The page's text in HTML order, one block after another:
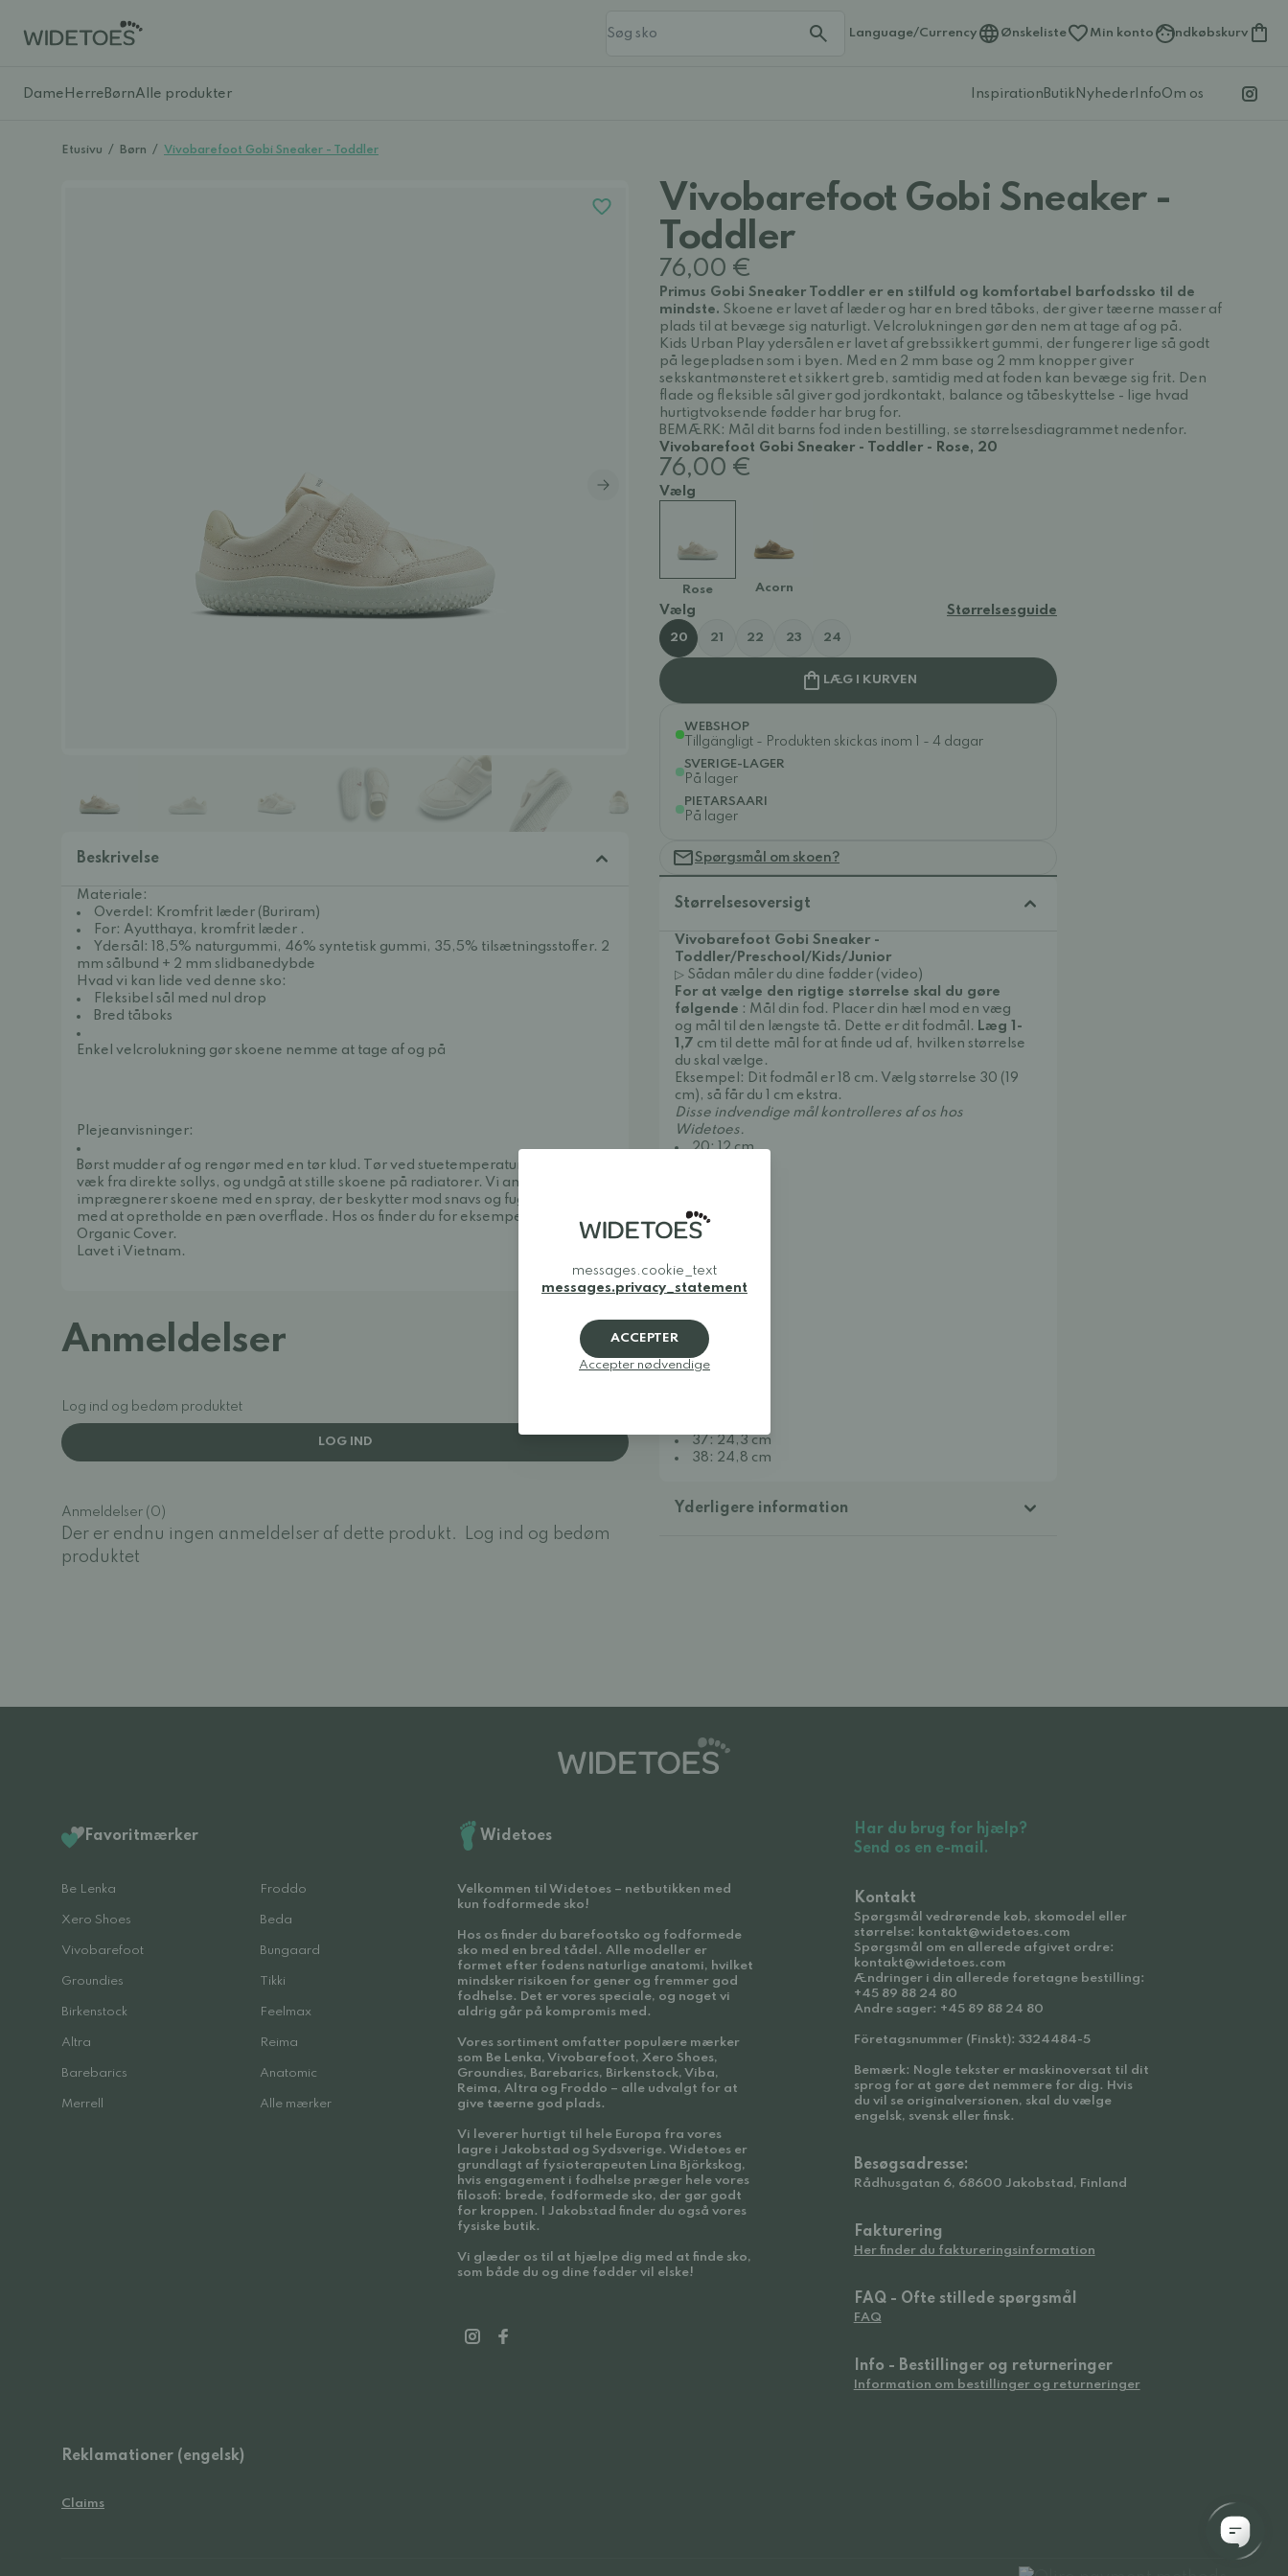
Language/Currency Ønskeliste Min konto Indkøbskurv
Dame Herre BørnAlle produkter Inspiration Butik Nyheder InfoOm os
Etusivu / Børn / Vivobarefoot Gobi Sneaker - Toddler
Beskrivelse
Materiale:
Overdel: Kromfrit læder (Buriram)
For: Ayutthaya, kromfrit læder .
Ydersål: 18,5% naturgummi, 46% syntetisk gummi, 35,5% tilsætningsstoffer. 2
mm sålbund + 2 mm slidbanedybde
Hvad vi kan lide ved denne sko:
Fleksibel sål med nul drop
Bred tåboks
Enkel velcrolukning gør skoene nemme at tage af og på
Plejeanvisninger:
Børst mudder af og rengør med en tør klud. Tør ved stuetemperatur. Opbevares
væk fra direkte sollys, og undgå at stille skoene på radiatorer. Vi anbefaler, at du
imprægnerer skoene med en spray, der beskytter mod snavs og fugt og hjælper
med at opretholde en pæn overflade. Hos os finder du for eksempel
Organic Cover.
Lavet i Vietnam.
Anmeldelser
Log ind og bedøm produktet
LOG IND
Anmeldelser (0)
Der er endnu ingen anmeldelser af dette produkt.
Log ind og bedøm
produktet
Vivobarefoot Gobi Sneaker -
Toddler
76,00 €
Primus Gobi Sneaker Toddler er en stilfuld og komfortabel barfodssko til de
mindste. Skoene er lavet af læder og har en bred tåboks, der giver tæerne masser af
plads til at bevæge sig naturligt. Velcrolukningen gør den nem at tage af og på.
Kids Urban Play ydersålen er lavet af grebssikkert gummi, der fungerer lige så godt
på legepladsen som i byen. Med en 2 mm base og 2 mm knopper giver
sekskantmønsteret et sikkert greb, samtidig med at foden kan bevæge sig frit. Den
flade og fleksible sål giver god jordkontakt, balance og tåbeskyttelse - lige hvad
hurtigtvoksende fødder har brug for.
BEMÆRK: Mål dit barns fod inden bestilling, se størrelsesdiagrammet nedenfor.
Vivobarefoot Gobi Sneaker - Toddler - Rose, 20
76,00 €
Vælg
Rose Acorn
Vælg Størrelsesguide
20 21 22 23 24
LÆG I KURVEN
WEBSHOP
Tillgängligt - Produkten skickas inom 1 - 4 dagar
SVERIGE-LAGER
På lager
PIETARSAARI
På lager
Spørgsmål om skoen?
Størrelsesoversigt
Vivobarefoot Gobi Sneaker -
Toddler/Preschool/Kids/Junior
▷ Sådan måler du dine fødder (video)
For at vælge den rigtige størrelse skal du gøre
følgende : Mål din fod. Placer din hæl mod en væg
og mål til den længste tå. Dette er dit fodmål. Læg 1-
1,7 cm til dette mål for at finde ud af, hvilken størrelse
du skal vælge.
Eksempel: Dit fodmål er 18 cm. Vælg størrelse 30 (19
cm), så får du 1 cm ekstra.
Disse indvendige mål kontrolleres af os hos
Widetoes.
20: 12 cm
24: 15 cm
25: 15,8 cm
27:
28: 17,5 cm
30: 19 cm
31: 19,5 cm
32: 20 cm
33: 21 cm
37: 24,3 cm
38: 24,8 cm
Yderligere information
Favoritmærker
Be Lenka Froddo
Xero Shoes Beda
Vivobarefoot Bungaard
Groundies Tikki
Birkenstock Feelmax
Altra Reima
Barebarics Anatomic
Merrell Alle mærker
Widetoes
Velkommen til Widetoes – netbutikken med
kun fodformede sko!
Hos os finder du barefootsko og fodformede
sko med en bred tådel. Alle modeller er
formet efter fodens naturlige anatomi, hvilket
mindsker risikoen for gener og fremmer god
fodhelse. Det er vores speciale, og noget vi
aldrig går på kompromis med.
Vores sortiment omfatter populære mærker
som Be Lenka, Vivobarefoot, Xero Shoes,
Groundies, Barebarics, Birkenstock, Viba,
Reima, Altra og Froddo – alle udvalgt for at
give tæerne god plads.
Vi leverer hurtigt til hele Europa fra vores
lagre i Jakobstad og Sydsverige. Widetoes er
grundlagt af fysioterapeuten Lina Björkskog,
hvis engagement i fodhelse præger hele vores
filosofi: brede, fodformede sko, der gør godt
for kroppen. I Jakobstad finder du også vores
fysiske butik.
Vi glæder os til at hjælpe dig med at finde sko,
som både du og dine fødder vil elske!
Har du brug for hjælp?
Send os en e-mail.
Kontakt
Spørgsmål vedrørende køb, skomodel eller
størrelse: kontakt@widetoes.com
Spørgsmål om en allerede afgivet ordre:
kontakt@widetoes.com
Ændringer i din allerede foretagne bestilling:
+45 89 88 24 80
Andre sager: +45 89 88 24 80
Företagsnummer (Finskt): 3324484-5
Bemærk: Nogle tekster er maskinoversat til dit
sprog for at gøre det nemmere for dig. Hvis
du vil se originalversionen, skal du vælge
engelsk, svensk eller finsk.
Besøgsadresse:
Rådhusgatan 6, 68600 Jakobstad, Finland
Fakturering
Her finder du faktureringsinformation
FAQ - Ofte stillede spørgsmål
FAQ
Info - Bestillinger og returneringer
Information om bestillinger og returneringer
Reklamationer (engelsk)
Claims
messages.cookie_text
messages.privacy_statement
ACCEPTER
Accepter nødvendige